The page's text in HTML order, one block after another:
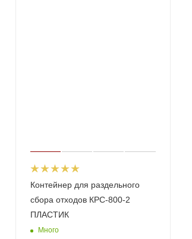
Контейнер для раздельного
сбора отходов КРС-800-2
ПЛАСТИК
Много